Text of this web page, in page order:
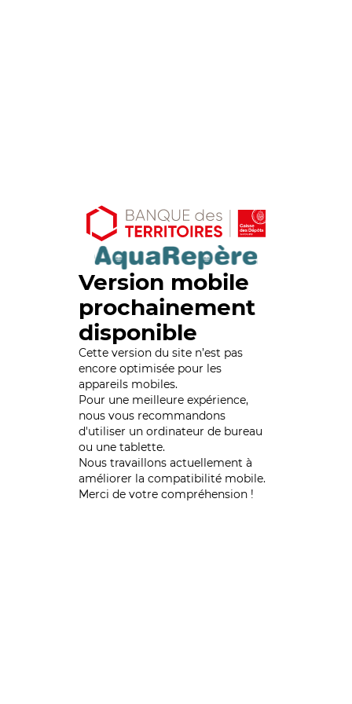
Version mobile
prochainement
disponible
Cette version du site n’est pas
encore optimisée pour les
appareils mobiles.
Pour une meilleure expérience,
nous vous recommandons
d'utiliser un ordinateur de bureau
ou une tablette.
Nous travaillons actuellement à
améliorer la compatibilité mobile.
Merci de votre compréhension !